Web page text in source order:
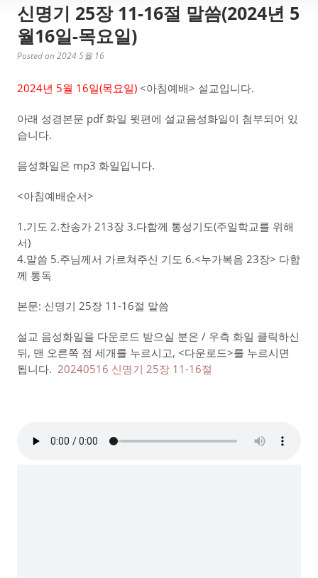
신명기 25장 11-16절 말씀(2024년 5
월16일-목요일)
Posted on 2024 5월 16
2024년 5월 16일(목요일) <아침예배> 설교입니다.
아래 성경본문 pdf 화일 윗편에 설교음성화일이 첨부되어 있
습니다.
음성화일은 mp3 화일입니다.
<아침예배순서>
1.기도 2.찬송가 213장 3.다함께 통성기도(주일학교를 위해
서)
4.말씀 5.주님께서 가르쳐주신 기도 6.<누가복음 23장> 다함
께 통독
본문: 신명기 25장 11-16절 말씀
설교 음성화일을 다운로드 받으실 분은 / 우측 화일 클릭하신
뒤, 맨 오른쪽 점 세개를 누르시고, <다운로드>를 누르시면
됩니다. 20240516 신명기 25장 11-16절